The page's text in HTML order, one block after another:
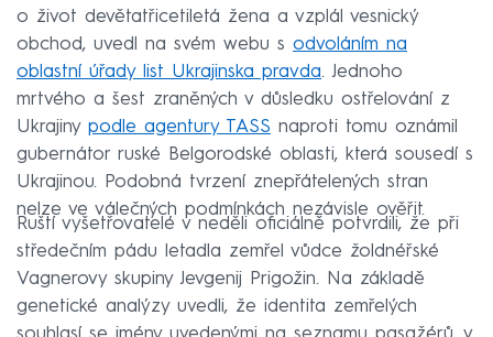
o život devětatřicetiletá žena a vzplál vesnický
obchod, uvedl na svém webu s odvoláním na
oblastní úřady list Ukrajinska pravda. Jednoho
mrtvého a šest zraněných v důsledku ostřelování z
Ukrajiny podle agentury TASS naproti tomu oznámil
gubernátor ruské Belgorodské oblasti, která sousedí s
Ukrajinou. Podobná tvrzení znepřátelených stran
nelze ve válečných podmínkách nezávisle ověřit.
Ruští vyšetřovatelé v neděli oficiálně potvrdili, že při
středečním pádu letadla zemřel vůdce žoldnéřské
Vagnerovy skupiny Jevgenij Prigožin. Na základě
genetické analýzy uvedli, že identita zemřelých